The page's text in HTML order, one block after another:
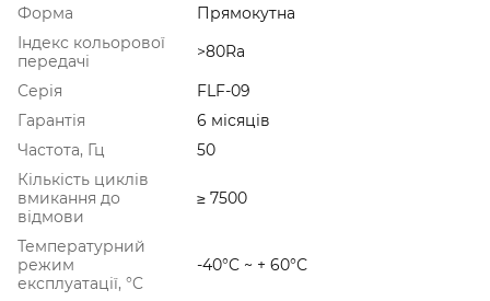
Форма
Прямокутна
Індекс кольорової
передачі
>80Ra
Серія
FLF-09
Гарантія
6 місяців
Частота, Гц
50
Кількість циклів
вмикання до
відмови
≥ 7500
Температурний
режим
експлуатації, °C
-40°C ~ + 60°С